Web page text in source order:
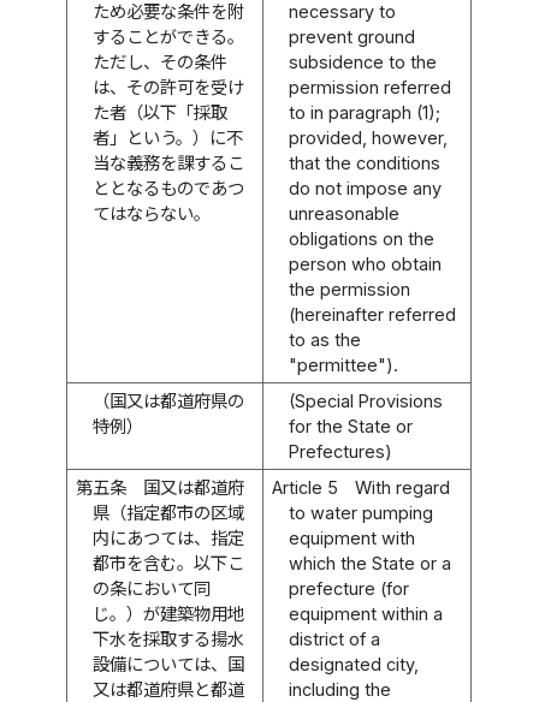
ため必要な条件を附
することができる。
ただし、その条件
は、その許可を受け
た者（以下「採取
者」という。）に不
当な義務を課するこ
ととなるものであつ
てはならない。
necessary to
prevent ground
subsidence to the
permission referred
to in paragraph (1);
provided, however,
that the conditions
do not impose any
unreasonable
obligations on the
person who obtain
the permission
(hereinafter referred
to as the
"permittee").
（国又は都道府県の
特例）
(Special Provisions
for the State or
Prefectures)
第五条
国又は都道府
県（指定都市の区域
内にあつては、指定
都市を含む。以下こ
の条において同
じ。）が建築物用地
下水を採取する揚水
設備については、国
又は都道府県と都道
Article 5
With regard
to water pumping
equipment with
which the State or a
prefecture (for
equipment within a
district of a
designated city,
including the